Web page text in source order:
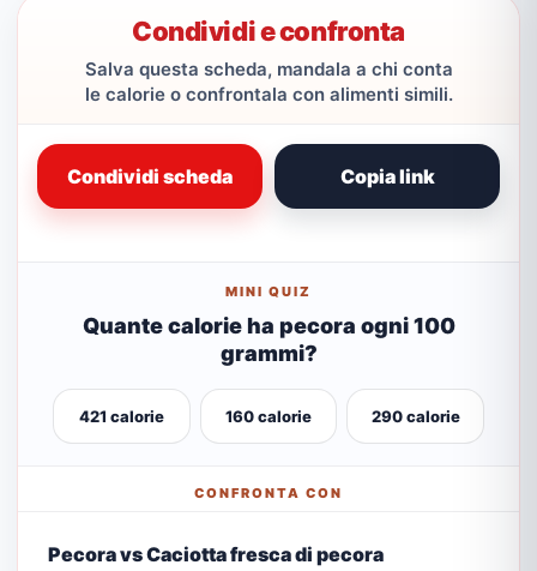
Condividi e confronta
Salva questa scheda, mandala a chi conta
le calorie o confrontala con alimenti simili.
Condividi scheda Copia link
MINI QUIZ
Quante calorie ha pecora ogni 100
grammi?
421 calorie 160 calorie 290 calorie
CONFRONTA CON
Pecora vs Caciotta fresca di pecora